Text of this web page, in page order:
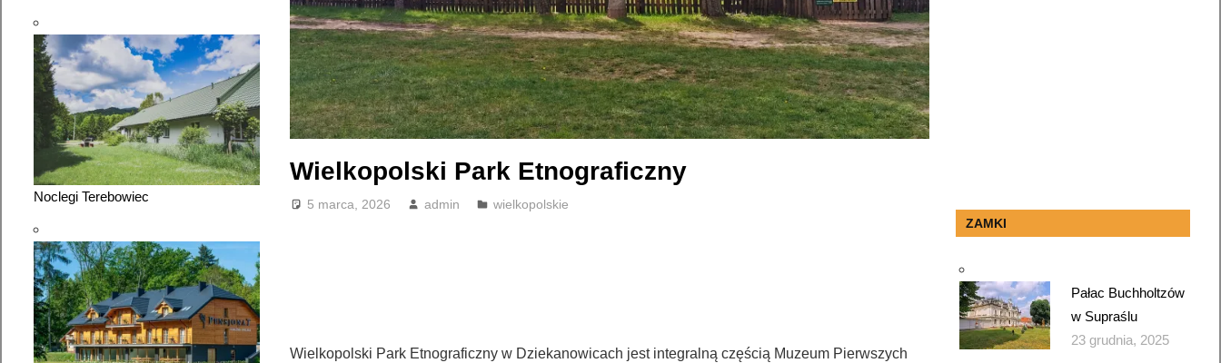
Wielkopolski Park Etnograficzny
5 marca, 2026 admin wielkopolskie
Wielkopolski Park Etnograficzny w Dziekanowicach jest integralną częścią Muzeum Pierwszych
Noclegi Terebowiec
ZAMKI
Pałac Buchholtzów
w Supraślu
23 grudnia, 2025